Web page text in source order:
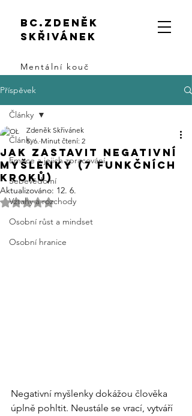
Bc.zdeněk
skřivánek
Mentální kouč
Příspěvek
Články
Emoce a jejich zpracování
Sebevědomí
Vztahy a rozchody
Osobní růst a mindset
Osobní hranice
Články
Jak zastavit negativní
myšlenky (7 funkčních
kroků)
Zdeněk Skřivánek
5. 6. Minut čtení: 2
Aktualizováno: 12. 6.
Hodnoceno NaN z 5 hvězdiček.
Negativní myšlenky dokážou člověka
úplně pohltit. Neustále se vrací, vytváří